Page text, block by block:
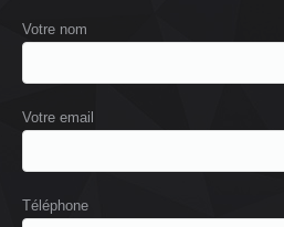
Votre nom
Votre email
Téléphone